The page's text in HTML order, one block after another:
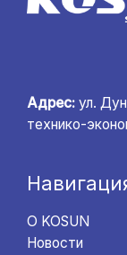
Адрес: ул.
технико-
О KOSUN
Новости